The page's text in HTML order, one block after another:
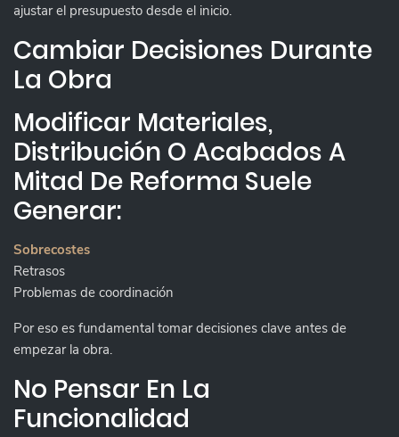
ajustar el presupuesto desde el inicio.
Cambiar Decisiones Durante
La Obra
Modificar Materiales,
Distribución O Acabados A
Mitad De Reforma Suele
Generar:
Sobrecostes
Retrasos
Problemas de coordinación
Por eso es fundamental tomar decisiones clave antes de
empezar la obra.
No Pensar En La
Funcionalidad